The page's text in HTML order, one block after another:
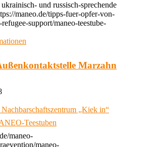
und russisch-sprechende
maneo.de/tipps-fuer-opfer-von-
support/maneo-teestube-
Marzahn
„Kiek in“
Teestuben
maneo-
maneo-